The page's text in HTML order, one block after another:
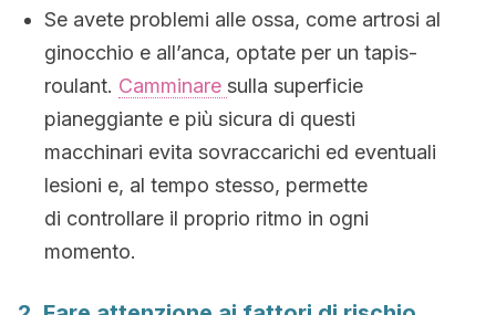
Se avete problemi alle ossa, come artrosi al
ginocchio e all’anca, optate per un tapis-
roulant. Camminare sulla superficie
pianeggiante e più sicura di questi
macchinari evita sovraccarichi ed eventuali
lesioni e, al tempo stesso, permette
di controllare il proprio ritmo in ogni
momento.